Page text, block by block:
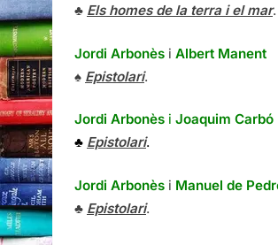
♣ Els homes de la terra i el mar.
Jordi Arbonès i Albert Manent
♠ Epistolari.
Jordi Arbonès i Joaquim Carbó
♣ Epistolari.
Jordi Arbonès i Manuel de
♣ Epistolari.